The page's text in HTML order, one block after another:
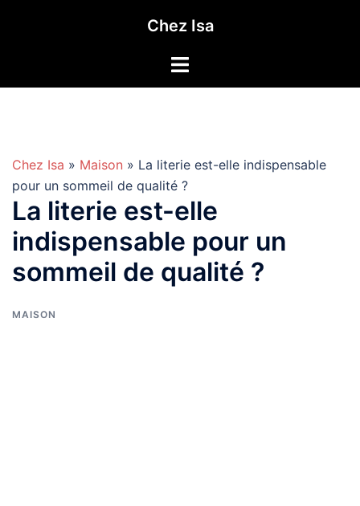
Chez Isa
Chez Isa » Maison » La literie est-elle indispensable
pour un sommeil de qualité ?
La literie est-elle
indispensable pour un
sommeil de qualité ?
MAISON